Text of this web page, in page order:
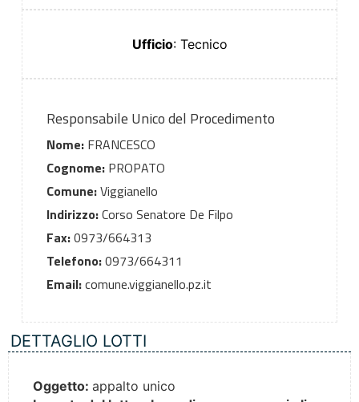
Ufficio: Tecnico
Responsabile Unico del Procedimento
Nome:FRANCESCO
Cognome:PROPATO
Comune:Viggianello
Indirizzo:Corso Senatore De Filpo
Fax:0973/664313
Telefono:0973/664311
Email:comune.viggianello.pz.it
DETTAGLIO LOTTI
Oggetto: appalto unico